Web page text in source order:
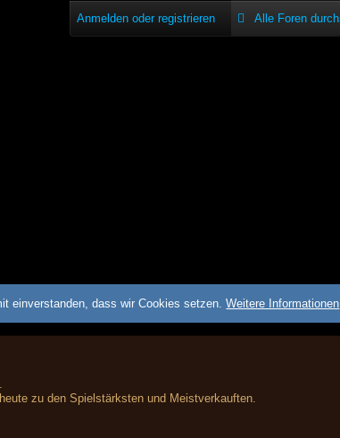
Anmelden oder registrieren
einverstanden, dass wir Cookies setzen.Weitere Informationen
zu den Spielstärksten und Meistverkauften.